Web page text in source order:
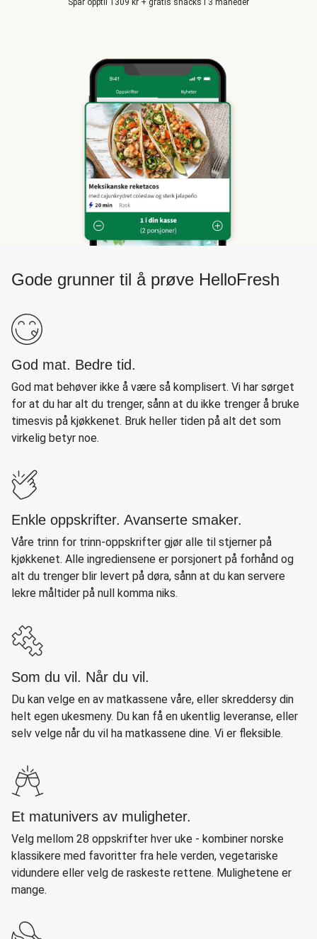
Gode grunner til å prøve HelloFresh
God mat. Bedre tid.
God mat behøver ikke å være så komplisert. Vi har sørget
for at du har alt du trenger, sånn at du ikke trenger å bruke
timesvis på kjøkkenet. Bruk heller tiden på alt det som
virkelig betyr noe.
Enkle oppskrifter. Avanserte smaker.
Våre trinn for trinn-oppskrifter gjør alle til stjerner på
kjøkkenet. Alle ingrediensene er porsjonert på forhånd og
alt du trenger blir levert på døra, sånn at du kan servere
lekre måltider på null komma niks.
Som du vil. Når du vil.
Du kan velge en av matkassene våre, eller skreddersy din
helt egen ukesmeny. Du kan få en ukentlig leveranse, eller
selv velge når du vil ha matkassene dine. Vi er fleksible.
Et matunivers av muligheter.
Velg mellom 28 oppskrifter hver uke - kombiner norske
klassikere med favoritter fra hele verden, vegetariske
vidundere eller velg de raskeste rettene. Mulighetene er
mange.